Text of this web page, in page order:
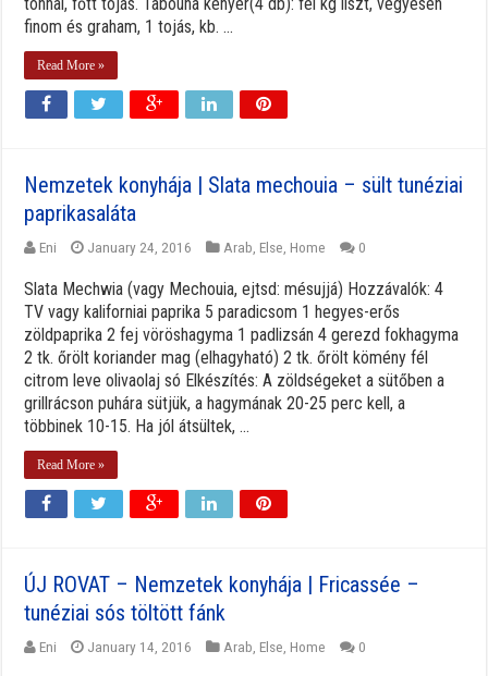
finom és graham, 1 tojás, kb. ...
Read More »
Nemzetek konyhája | Slata mechouia – sült tunéziai
paprikasaláta
Eni January 24, 2016 Arab Else Home 0
Slata Mechwia (vagy Mechouia, ejtsd: mésujjá) Hozzávalók: 4
TV vagy kaliforniai paprika 5 paradicsom 1 hegyes-erős
zöldpaprika 2 fej vöröshagyma 1 padlizsán 4 gerezd fokhagyma
2 tk. őrölt koriander mag (elhagyható) 2 tk. őrölt kömény fél
citrom leve olivaolaj só Elkészítés: A zöldségeket a sütőben a
grillrácson puhára sütjük, a hagymának 20-25 perc kell, a
többinek 10-15. Ha jól átsültek, ...
Read More »
ÚJ ROVAT – Nemzetek konyhája | Fricassée –
tunéziai sós töltött fánk
Eni January 14, 2016 Arab Else Home 0